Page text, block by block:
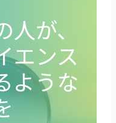
が、
エンス
ような